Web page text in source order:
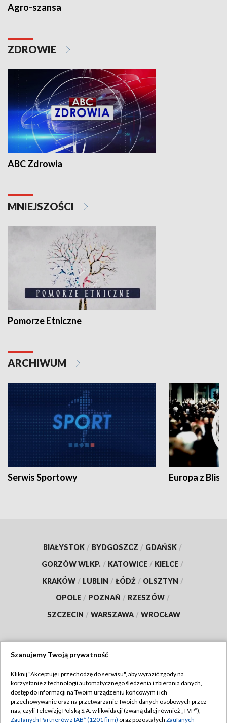
Agro-szansa
ZDROWIE
ABC Zdrowia
MNIEJSZOŚCI
Pomorze Etniczne
ARCHIWUM
Serwis Sportowy Europa z
BIAŁYSTOK / BYDGOSZCZ / GDAŃSK /
GORZÓW WLKP. / KATOWICE / KIELCE /
KRAKÓW / LUBLIN / ŁÓDŹ / OLSZTYN /
OPOLE / POZNAŃ / RZESZÓW /
SZCZECIN / WARSZAWA / WROCŁAW
TVP
Abonament TVP
Emisja w TVP
Regulamin TVP
Polityka prywatności
Szanujemy Twoją prywatność
Kliknij "Akceptuję i przechodzę do serwisu", aby wyrazić zgody na
korzystanie z technologii automatycznego śledzenia i zbierania danych,
dostęp do informacji na Twoim urządzeniu końcowym i ich
przechowywanie oraz na przetwarzanie Twoich danych osobowych przez
nas, czyli Telewizję Polską S.A. w likwidacji (zwaną dalej również „TVP”),
Zaufanych Partnerów z IAB* (1201 firm) oraz pozostałych Zaufanych